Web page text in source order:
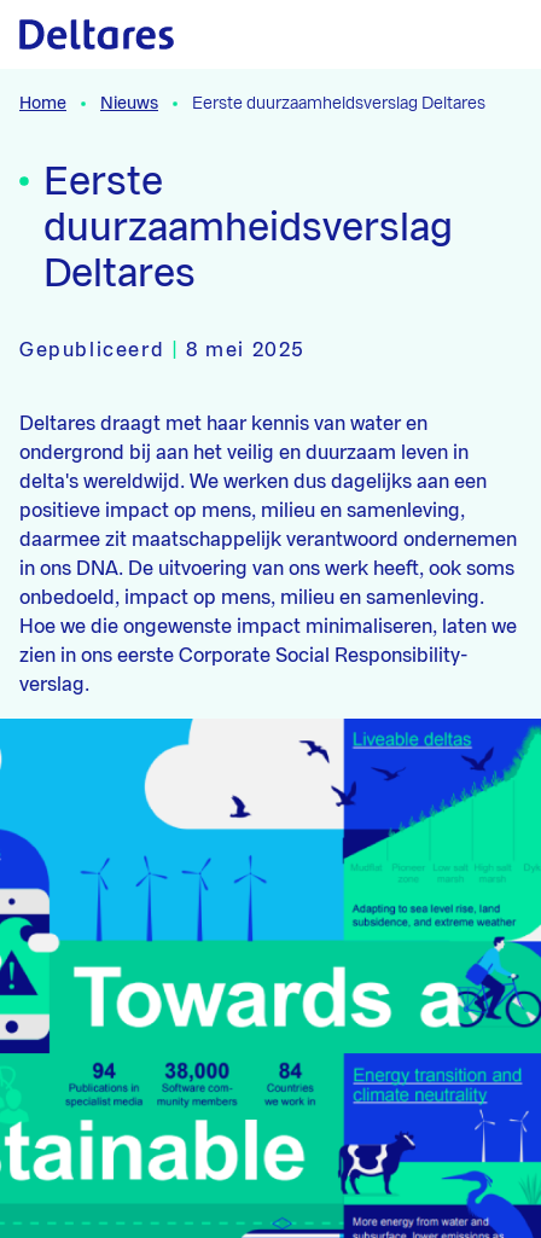
Naar hoofdcontent
Home Nieuws Eerste duurzaamheidsverslag Deltares
Eerste
duurzaamheidsverslag
Deltares
Gepubliceerd |8 mei 2025
Deltares draagt met haar kennis van water en
ondergrond bij aan het veilig en duurzaam leven in
delta's wereldwijd. We werken dus dagelijks aan een
positieve impact op mens, milieu en samenleving,
daarmee zit maatschappelijk verantwoord ondernemen
in ons DNA. De uitvoering van ons werk heeft, ook soms
onbedoeld, impact op mens, milieu en samenleving.
Hoe we die ongewenste impact minimaliseren, laten we
zien in ons eerste Corporate Social Responsibility-
verslag.